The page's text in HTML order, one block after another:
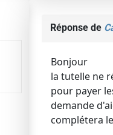
Réponse de
Bonjour
la tutelle ne
pour payer
demande
complétera